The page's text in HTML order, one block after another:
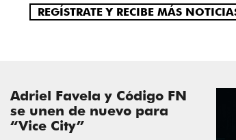
REGÍSTRATE Y RECIBE MÁS
Adriel Favela y Código FN
se unen de nuevo para
“Vice City”